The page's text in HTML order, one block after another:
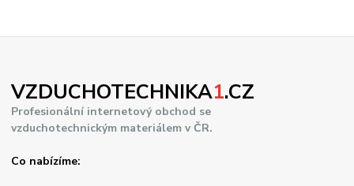
VZDUCHOTECHNIKA1.CZ
Profesionální internetový obchod se
vzduchotechnickým materiálem v ČR.
Co nabízíme: